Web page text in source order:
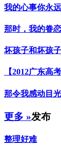
我的心事你永
那时，我的眷恋
坏孩子和坏孩
【2012广东高
那令我感动目光
更多 »发布
整理好难